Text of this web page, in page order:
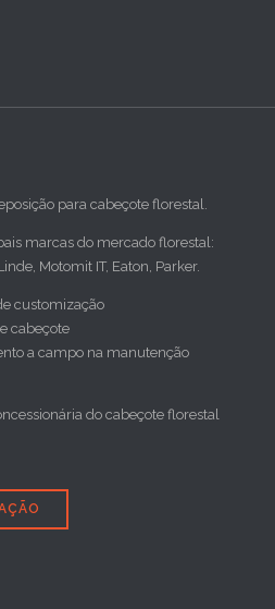
para cabeçote florestal.
marcas do mercado florestal:
Motomit IT, Eaton, Parker.
customização
cabeçote
a campo na manutenção
do cabeçote florestal